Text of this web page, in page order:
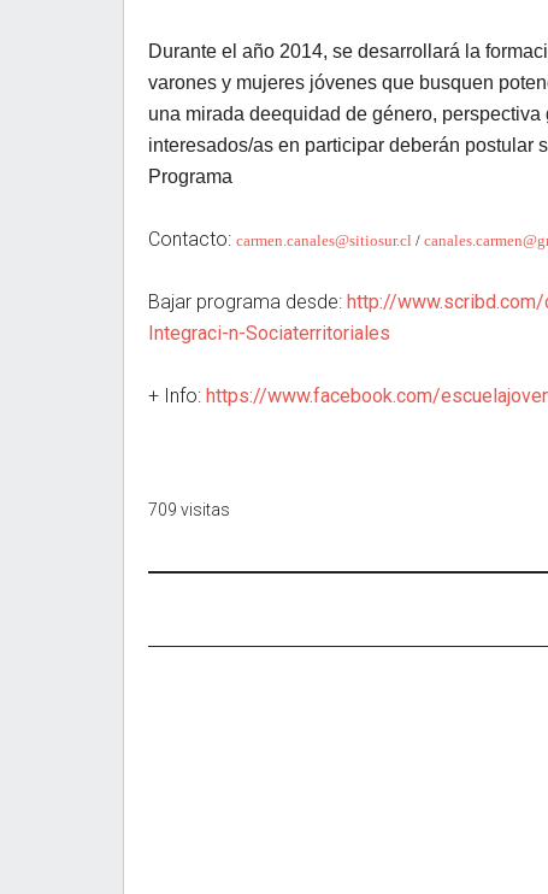
Durante el año 2014, se desarrollará la
varones y mujeres jóvenes que busquen
una mirada deequidad de género,
interesados/as en participar deberán postular
Programa
Contacto: carmen.canales@sitiosur.cl /
Bajar programa desde: http://
Integraci-n-Sociaterritoriales
+ Info: https://www.facebook.com/
709 visitas